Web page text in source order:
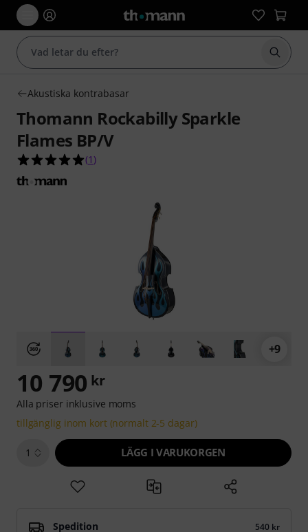
Börja
Akustiska kontrabasar
Thomann Rockabilly Sparkle
Flames BP/V
5.0 av 5 stjärnor från 1 kundbetyg
(1 )
+9
10 790 kr
Alla priser inklusive moms
tillgänglig inom kort (normalt 2-5 dagar)
1 LÄGG I VARUKORGEN
Spedition 540 kr